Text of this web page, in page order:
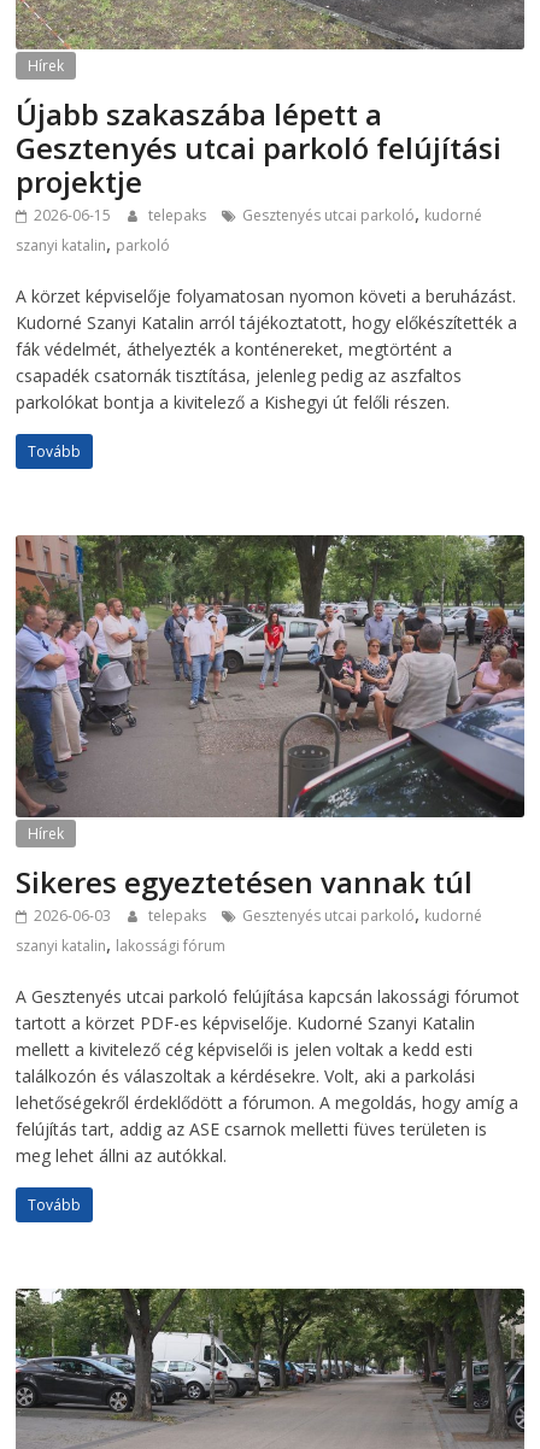
Hírek
Újabb szakaszába lépett a
Gesztenyés utcai parkoló felújítási
projektje
2026-06-15 telepaks Gesztenyés utcai parkoló, kudorné
szanyi katalin, parkoló
A körzet képviselője folyamatosan nyomon követi a beruházást.
Kudorné Szanyi Katalin arról tájékoztatott, hogy előkészítették a
fák védelmét, áthelyezték a konténereket, megtörtént a
csapadék csatornák tisztítása, jelenleg pedig az aszfaltos
parkolókat bontja a kivitelező a Kishegyi út felőli részen.
Tovább
Hírek
Sikeres egyeztetésen vannak túl
2026-06-03 telepaks Gesztenyés utcai parkoló, kudorné
szanyi katalin, lakossági fórum
A Gesztenyés utcai parkoló felújítása kapcsán lakossági fórumot
tartott a körzet PDF-es képviselője. Kudorné Szanyi Katalin
mellett a kivitelező cég képviselői is jelen voltak a kedd esti
találkozón és válaszoltak a kérdésekre. Volt, aki a parkolási
lehetőségekről érdeklődött a fórumon. A megoldás, hogy amíg a
felújítás tart, addig az ASE csarnok melletti füves területen is
meg lehet állni az autókkal.
Tovább